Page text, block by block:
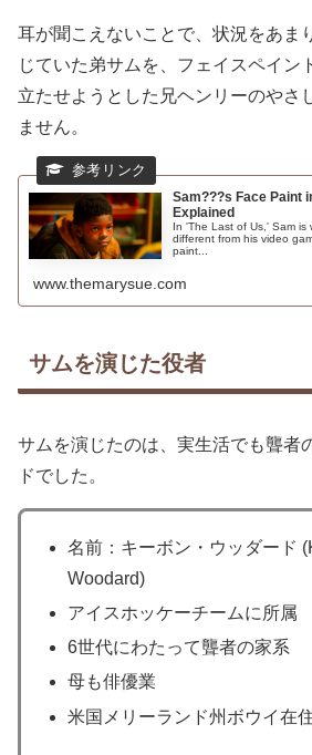
耳が聞こえないことで、状況をあま
じていた弟サムを、フェイスペイン
立たせようとした兄ヘンリーのやさ
ません。
Sam???s Face Paint
Explained
In 'The Last of Us,' Sam
different from his video
paint...
www.themarysue.com
サムを演じた役者
サムを演じたのは、実生活でも聾者
ドでした。
名前：キーボン・ウッダード
Woodard)
アイスホッケーチームに所属
6世代にわたって聾者の家系
母も俳優業
米国メリーランド州ボウイ在